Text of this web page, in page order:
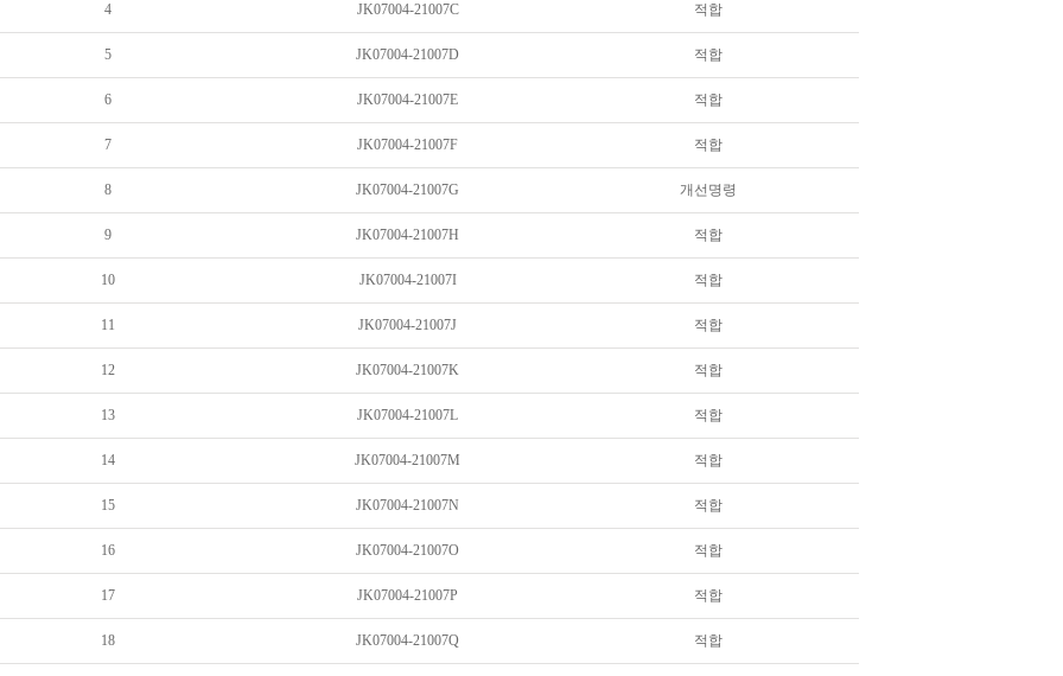
4 JK07004-21007C 적합
5 JK07004-21007D 적합
6 JK07004-21007E 적합
7 JK07004-21007F 적합
8 JK07004-21007G 개선명령
9 JK07004-21007H 적합
10 JK07004-21007I 적합
11 JK07004-21007J 적합
12 JK07004-21007K 적합
13 JK07004-21007L 적합
14 JK07004-21007M 적합
15 JK07004-21007N 적합
16 JK07004-21007O 적합
17 JK07004-21007P 적합
18 JK07004-21007Q 적합